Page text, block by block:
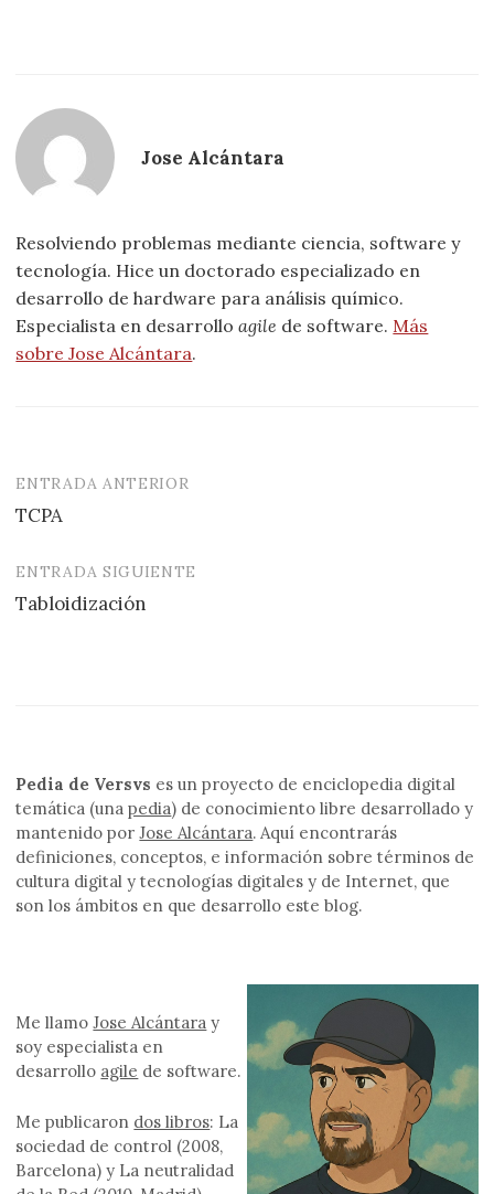
Jose Alcántara
Resolviendo problemas mediante ciencia, software y
tecnología. Hice un doctorado especializado en
desarrollo de hardware para análisis químico.
Especialista en desarrolloagile de software. Más
sobre Jose Alcántara.
Navegación
de
entradas
ENTRADA ANTERIOR
TCPA
ENTRADA SIGUIENTE
Tabloidización
Pedia de Versvs es un proyecto de enciclopedia digital
temática (unapedia) de conocimiento libre desarrollado y
mantenido porJose Alcántara. Aquí encontrarás
definiciones, conceptos, e información sobre términos de
cultura digital y tecnologías digitales y de Internet, que
son los ámbitos en que desarrollo este blog.
Me llamoJose Alcántara y
soy especialista en
desarrollo agile de software.
Me publicaron dos libros: La
sociedad de control (2008,
Barcelona) y La neutralidad